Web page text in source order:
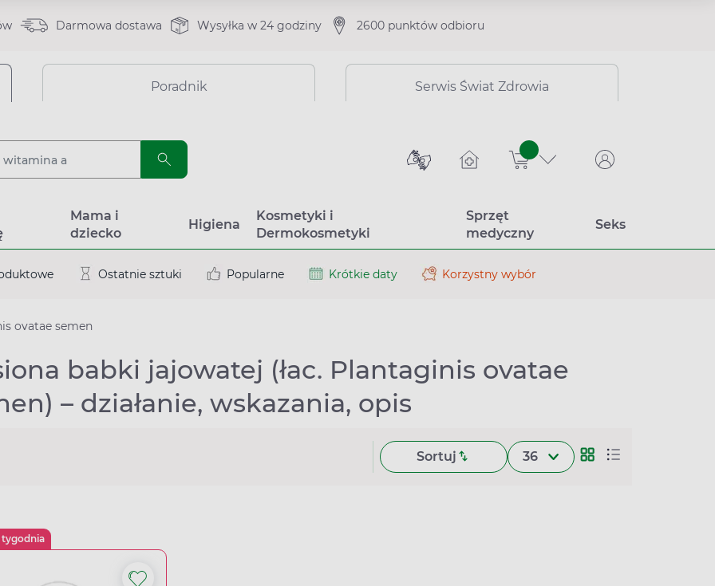
Darmowa dostawa Wysyłka w 24 godziny 2600 punktów odbioru
Poradnik Serwis Świat Zdrowia
sztuk
Mama i
dziecko
Higiena
Kosmetyki i
Dermokosmetyki
Sprzęt
medyczny
Seks
Ostatnie sztuki Popularne Krótkie daty Korzystny wybór
ovatae semen
babki jajowatej (łac. Plantaginis ovatae
– działanie, wskazania, opis
Sortuj 36